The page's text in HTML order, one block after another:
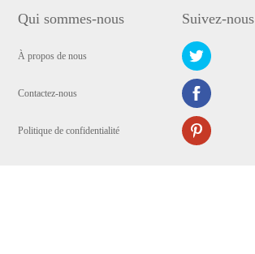
Qui sommes-nous
À propos de nous
Contactez-nous
Politique de confidentialité
Suivez-nous